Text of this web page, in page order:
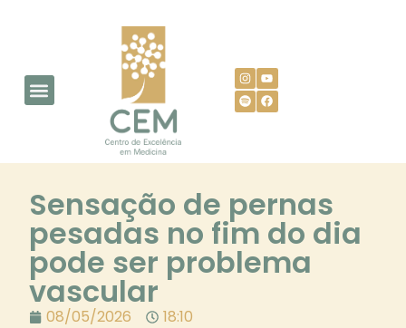
Sensação de pernas
pesadas no fim do dia
pode ser problema
vascular
08/05/2026 18:10